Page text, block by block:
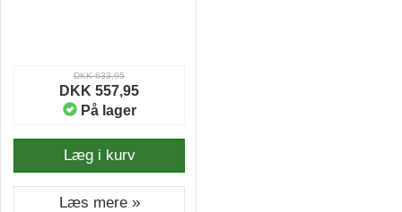
DKK 633,95
DKK 557,95
På lager
Læg i kurv
Læs mere »